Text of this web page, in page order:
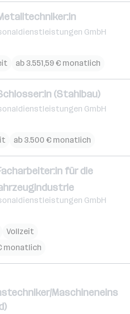
GmbH
ab 3.551,59 € monatlich
(Stahlbau)
GmbH
ab 3.500 € monatlich
für die
GmbH
Vollzeit
monatlich
Maschineneins